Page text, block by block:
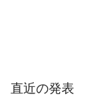
直近の発表